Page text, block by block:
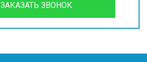
ЗАКАЗАТЬ ЗВОНОК